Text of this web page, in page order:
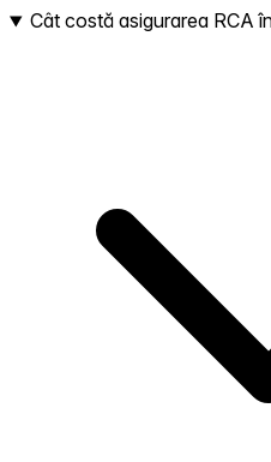
Cât costă asigurarea RCA